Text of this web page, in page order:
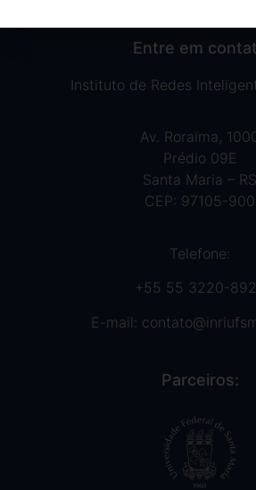
Entre em
Instituto de Redes
Av. Roraima,
Prédio 09E
Santa Maria – RS
CEP: 97105-900
Telefone:
+55 55 3220-
E-mail:
Parceiros: